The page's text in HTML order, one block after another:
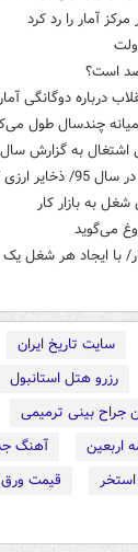
آمار را رد کرد
است؟
درباره دوگانگی
چندسال طول
به گزارش سال 93
به بازار کار
می‌گوید
با ایجاد هر شغل
سایت تاریخ ایران
رزرو هتل استانبول
جراح بینی ترمیمی
اربعین
آهنگ
قیمت